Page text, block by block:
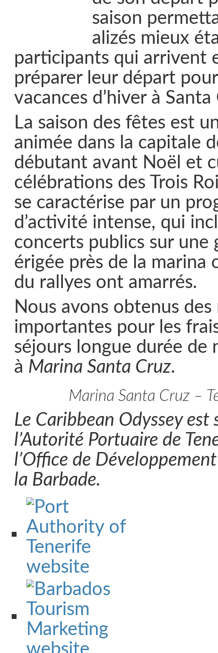
saison
alizés mieux
participants qui arrivent
préparer leur départ
vacances d’hiver à Santa
La saison des fêtes est
animée dans la capitale
débutant avant Noël et
célébrations des Trois
se caractérise par un
d’activité intense, qui
concerts publics sur une
érigée près de la marina
du rallyes ont amarrés.
Nous avons obtenus des
importantes pour les
séjours longue durée de
à Marina Santa Cruz.
Marina Santa Cruz –
Le Caribbean Odyssey est
l’Autorité Portuaire de
l’Office de
la Barbade.